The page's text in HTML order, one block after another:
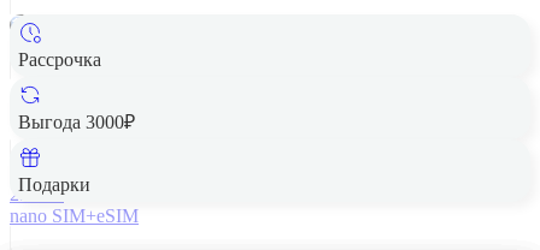
Рассрочка
Выгода 3000₽
Подарки
Apple iPhone 14 Pro Max 256Gb Silver, серебристый
256 Гб
nano SIM+eSIM